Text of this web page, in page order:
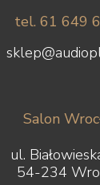
tel. 61 649
Salon
ul.
54-234